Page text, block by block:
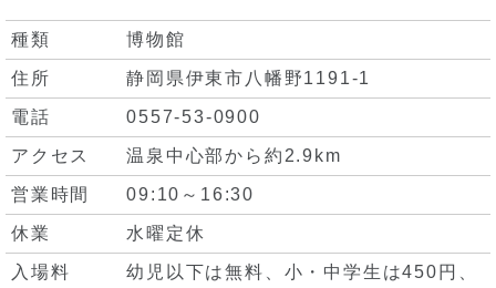
種類 博物館
住所 静岡県伊東市八幡野1191-1
電話 0557-53-0900
アクセス 温泉中心部から約2.9km
営業時間 09:10～16:30
休業 水曜定休
入場料
幼児以下は無料、小・中学生は450円、